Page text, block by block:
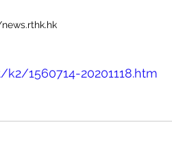
1560714-20201118.htm